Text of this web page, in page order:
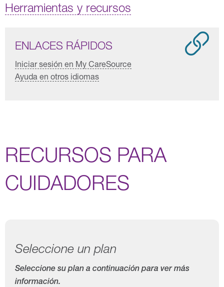
Herramientas y recursos
ENLACES RÁPIDOS
Iniciar sesión en My CareSource
Ayuda en otros idiomas
RECURSOS PARA
CUIDADORES
Seleccione un plan
Seleccione su plan a continuación para ver más
información.